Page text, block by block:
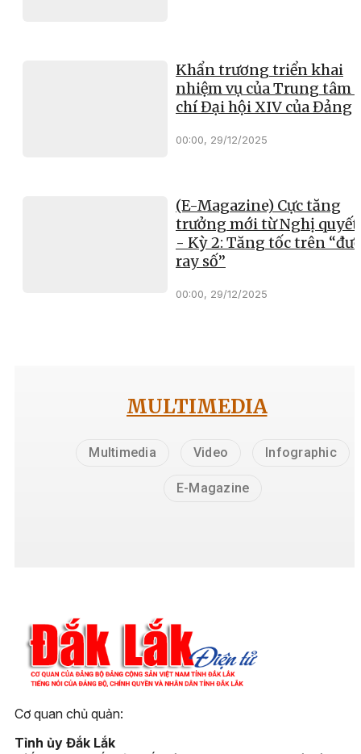
Khẩn trương triển khai
nhiệm vụ của Trung tâm
chí Đại hội XIV của Đảng
00:00, 29/12/2025
(E-Magazine) Cực tăng
trưởng mới từ Nghị quyết
- Kỳ 2: Tăng tốc trên
ray số”
00:00, 29/12/2025
MULTIMEDIA
Multimedia Video Infographic
E-Magazine
Cơ quan chủ quản:
Tỉnh ủy Đắk Lắk